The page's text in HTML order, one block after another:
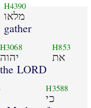
H4390
מלאו
gather
H3068
יהוה
the LORD
H853
את
H3588
כי